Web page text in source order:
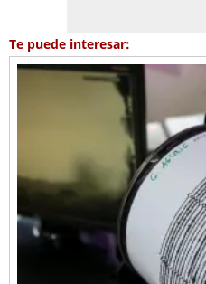
Te puede interesar: